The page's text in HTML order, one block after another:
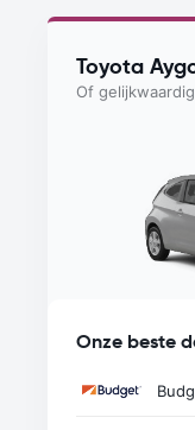
Toyota
Of gelijkwaardig
Onze beste